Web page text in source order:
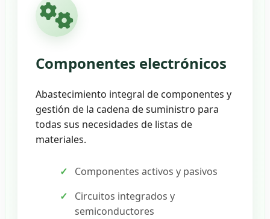
Componentes electrónicos
Abastecimiento integral de componentes y
gestión de la cadena de suministro para
todas sus necesidades de listas de
materiales.
Componentes activos y pasivos
Circuitos integrados y
semiconductores